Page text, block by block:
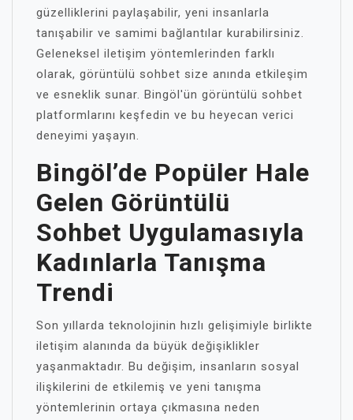
güzelliklerini paylaşabilir, yeni insanlarla
tanışabilir ve samimi bağlantılar kurabilirsiniz.
Geleneksel iletişim yöntemlerinden farklı
olarak, görüntülü sohbet size anında etkileşim
ve esneklik sunar. Bingöl'ün görüntülü sohbet
platformlarını keşfedin ve bu heyecan verici
deneyimi yaşayın.
Bingöl’de Popüler Hale
Gelen Görüntülü
Sohbet Uygulamasıyla
Kadınlarla Tanışma
Trendi
Son yıllarda teknolojinin hızlı gelişimiyle birlikte
iletişim alanında da büyük değişiklikler
yaşanmaktadır. Bu değişim, insanların sosyal
ilişkilerini de etkilemiş ve yeni tanışma
yöntemlerinin ortaya çıkmasına neden